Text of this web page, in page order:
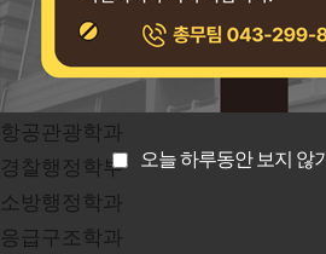
오늘 하루동안 보지 않기
공공서비스대학
경영학부
항공관광학과
경찰행정학부
소방행정학과
응급구조학과